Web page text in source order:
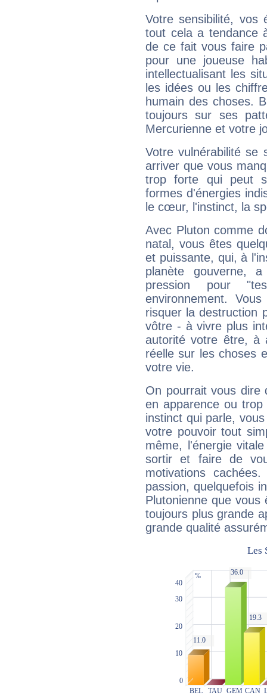
Votre sensibilité,
tout cela a tendance
de ce fait vous faire
pour une joueuse
intellectualisant les
les idées ou les
humain des choses.
toujours sur ses
Mercurienne et votre
Votre vulnérabilité se
arriver que vous
trop forte qui peut
formes d'énergies
le cœur, l'instinct, la
Avec Pluton comme
natal, vous êtes
et puissante, qui, à
planète gouverne,
pression pour
environnement.
risquer la destruction
vôtre - à vivre plus
autorité votre être, à
réelle sur les choses
votre vie.
On pourrait vous dire
en apparence ou
instinct qui parle,
votre pouvoir tout
même, l'énergie
sortir et faire de
motivations
passion, quelquefois
Plutonienne que
toujours plus grande
grande qualité